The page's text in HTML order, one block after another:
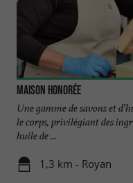
Maison Honorée
Une gamme de savons et
le corps, privilégiant des
huile de ...
1,3 km - Royan